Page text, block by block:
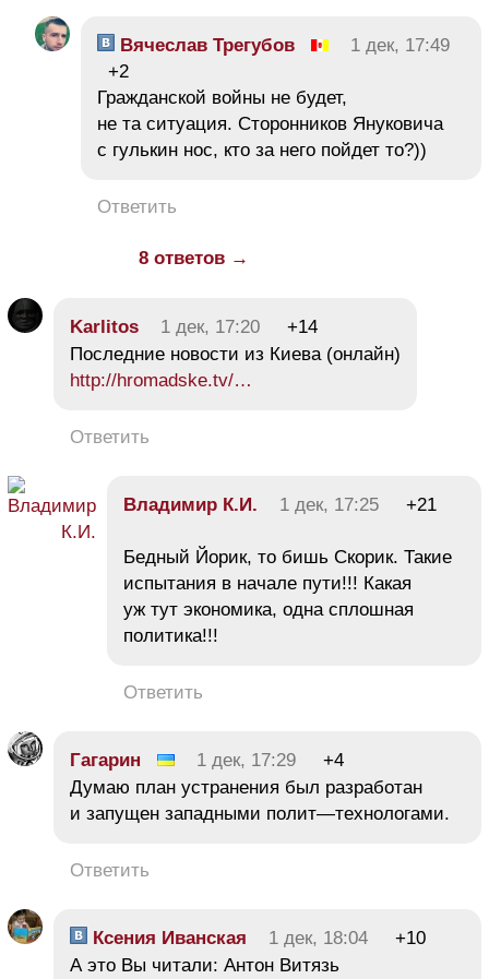
Вячеслав Трегубов
1 дек, 17:49
+2
Гражданской войны не будет,
не та ситуация. Сторонников Януковича
с гулькин нос, кто за него пойдет то?))
Ответить
8 ответов →
Karlitos 1 дек, 17:20
+14
Последние новости из Киева (онлайн)
http://hromadske.tv/…
Ответить
Владимир К.И. 1 дек, 17:25 +21
Бедный Йорик, то бишь Скорик. Такие
испытания в начале пути!!! Какая
уж тут экономика, одна сплошная
политика!!!
Ответить
Гагарин 1 дек, 17:29
+4
Думаю план устранения был разработан
и запущен западными полит—технологами.
Ответить
Ксения Иванская 1 дек, 18:04
+10
А это Вы читали: Антон Витязь